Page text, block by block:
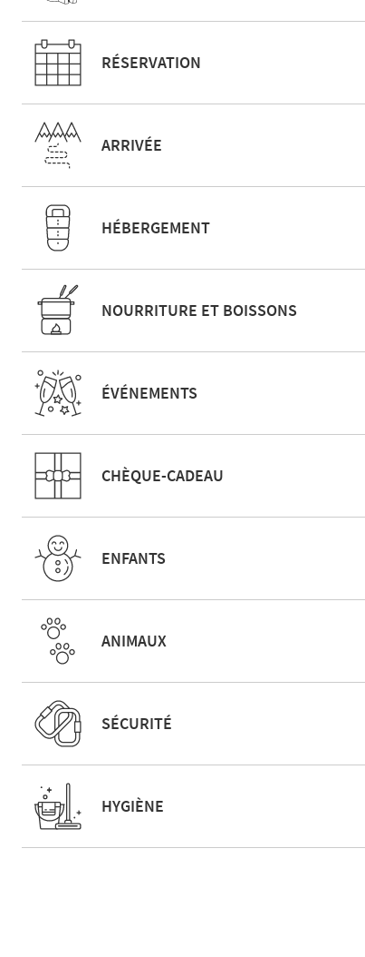
RÉSERVATION
ARRIVÉE
HÉBERGEMENT
NOURRITURE ET BOISSONS
ÉVÉNEMENTS
CHÈQUE-CADEAU
ENFANTS
ANIMAUX
SÉCURITÉ
HYGIÈNE